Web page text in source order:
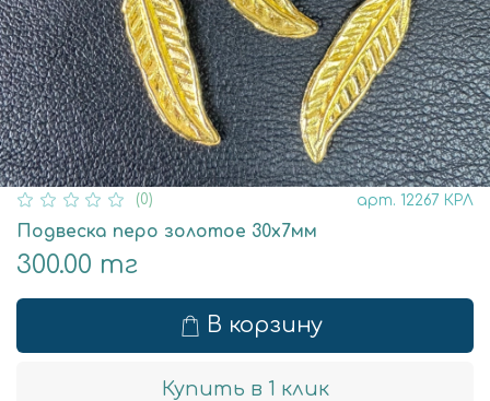
(0) арт. 12267 КРЛ
Подвеска перо золотое 30х7мм
300.00 тг
В корзину
Купить в 1 клик